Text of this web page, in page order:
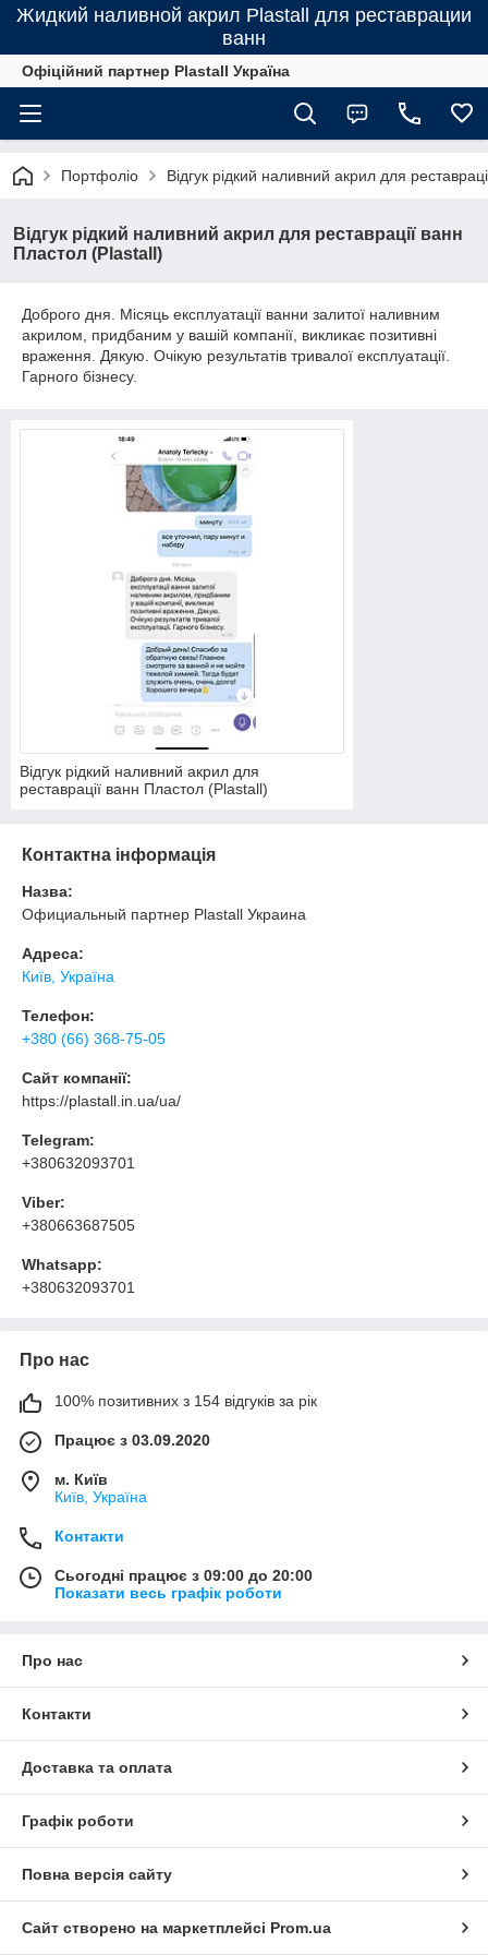
Жидкий наливной акрил Plastall для реставрации
ванн
Офіційний партнер Plastall Україна
Портфоліо Відгук рідкий наливний акрил для
Відгук рідкий наливний акрил для реставрації ванн
Пластол (Plastall)
Доброго дня. Місяць експлуатації ванни залитої наливним
акрилом, придбаним у вашій компанії, викликає позитивні
враження. Дякую. Очікую результатів тривалої експлуатації.
Гарного бізнесу.
Відгук рідкий наливний акрил для
реставрації ванн Пластол (Plastall)
Контактна інформація
Назва:
Официальный партнер Plastall Украина
Адреса:
Київ, Україна
Телефон:
+380 (66) 368-75-05
Сайт компанії:
https://plastall.in.ua/ua/
Telegram:
+380632093701
Viber:
+380663687505
Whatsapp:
+380632093701
Про нас
100% позитивних з 154 відгуків за рік
Працює з 03.09.2020
м. Київ
Київ, Україна
Контакти
Сьогодні працює з 09:00 до 20:00
Показати весь графік роботи
Про нас
Контакти
Доставка та оплата
Графік роботи
Повна версія сайту
Сайт створено на маркетплейсі Prom.ua